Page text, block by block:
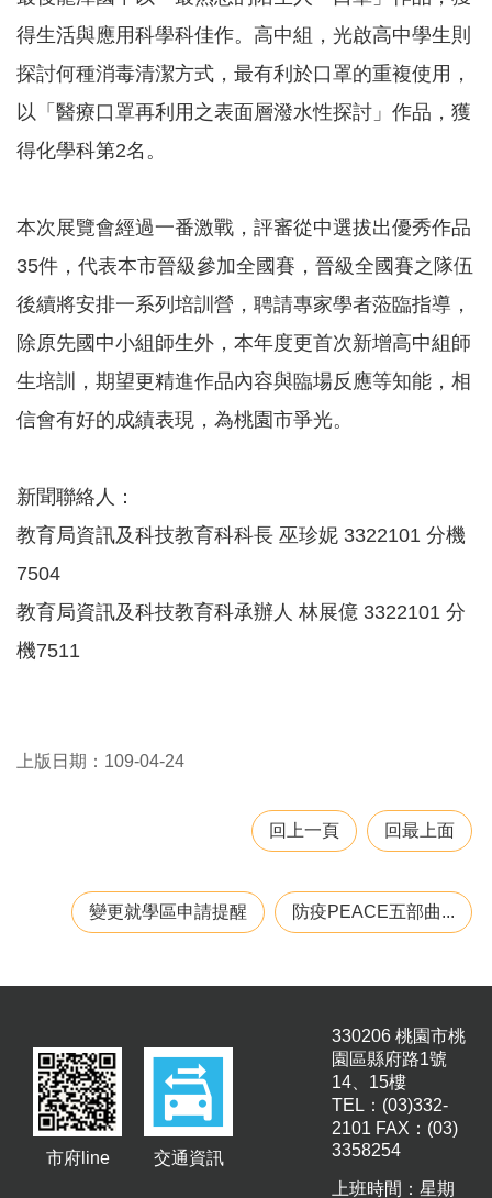
務
公
務
區
人
聘
學
校
專
區
機
通
府
訊
公
網
得生活與應用科學科佳作。高中組，光啟高中學生則
探討何種消毒清潔方式，最有利於口罩的重複使用，
以「醫療口罩再利用之表面層潑水性探討」作品，獲
得化學科第2名。
本次展覽會經過一番激戰，評審從中選拔出優秀作品
35件，代表本市晉級參加全國賽，晉級全國賽之隊伍
後續將安排一系列培訓營，聘請專家學者蒞臨指導，
除原先國中小組師生外，本年度更首次新增高中組師
生培訓，期望更精進作品內容與臨場反應等知能，相
信會有好的成績表現，為桃園市爭光。
新聞聯絡人：
教育局資訊及科技教育科科長 巫珍妮 3322101 分機
7504
教育局資訊及科技教育科承辦人 林展億 3322101 分
機7511
上版日期：109-04-24
回上一頁 回最上面
變更就學區申請提醒 防疫PEACE五部曲...
市府line 交通資訊
330206 桃園市桃
園區縣府路1號
14、15樓
TEL：(03)332-
2101 FAX：(03)
3358254
上班時間：星期